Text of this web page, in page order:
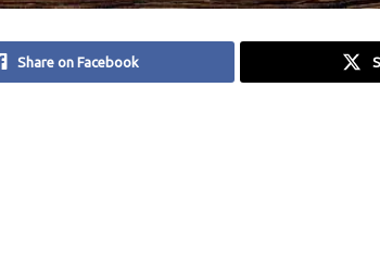
Share on Facebook